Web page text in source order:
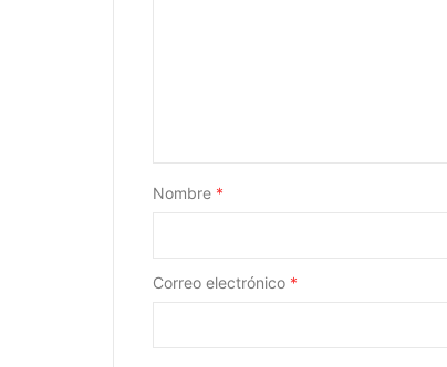
Nombre *
Correo electrónico *